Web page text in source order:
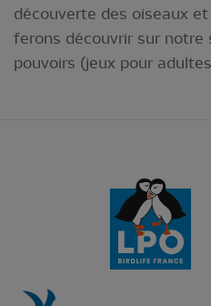
découverte des oiseaux
ferons découvrir sur notre
pouvoirs (jeux pour